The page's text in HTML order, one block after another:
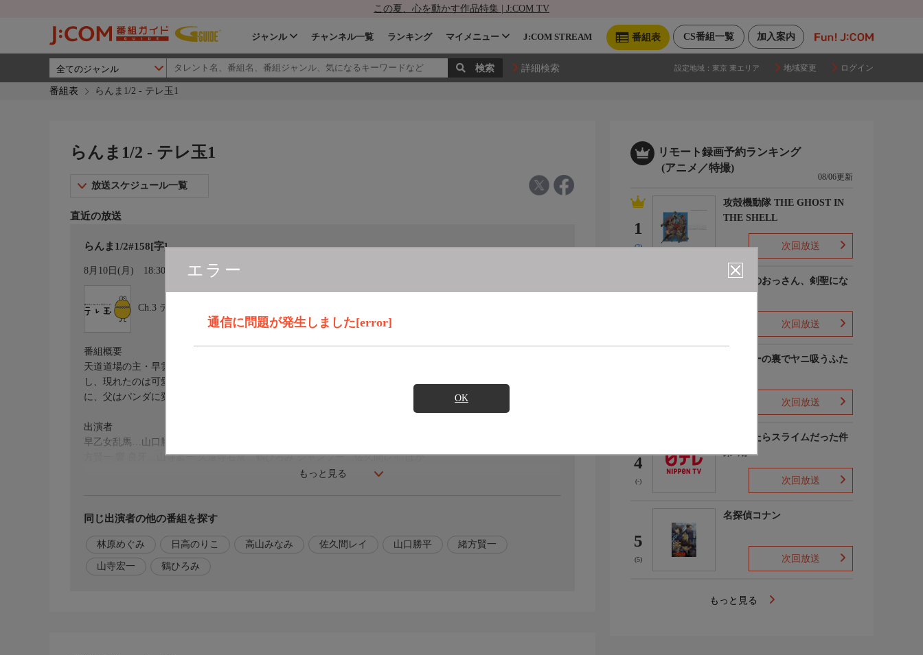
この夏、心を動かす作品特集 | J:COM TV
加入案内
CS番組一覧
番組表
ジャンル チャンネル一覧 ランキング マイメニュー J:COM STREAM
詳細検索 設定地域： 東京 東エリア 地域変更 ログイン
番組表 らんま1/2 - テレ玉1
エラー
通信に問題が発生しました[error]
OK
らんま1/2 - テレ玉1
放送スケジュール一覧
直近の放送
らんま1/2#158[字]
8月10日(月) 18:30〜19:00 カレンダー登録
Ch.3 テレ玉1
もっと見る
番組概要
天道道場の主・早雲は中国へ修業に行っていた娘の許婚になる約束の早乙女親子が帰るのを知り大喜び。しか
し、現れたのは可愛い娘とパンダ。実は乱馬親子は修行中に落ちた池の呪いにかかり、乱馬は水を被ると女
に、父はパンダに変身してしまうのだった。
出演者
早乙女乱馬…山口勝平 らんま…林原めぐみ 天道あかね…日高のりこ 天道なびき…高山みなみ 早乙女玄馬…緒
方賢一 響 良牙…山寺宏一 久遠寺右京…鶴ひろみ シャンプー…佐久間レイ ほか
同じ出演者の他の番組を探す
林原めぐみ 日高のりこ 高山みなみ 佐久間レイ 山口勝平 緒方賢一
山寺宏一 鶴ひろみ
リモート録画予約ランキング
(アニメ／特撮)
08/06更新
1
(2)
攻殻機動隊 THE GHOST IN
THE SHELL
次回放送
片田舎のおっさん、剣聖にな
次回放送
スーパーの裏でヤニ吸うふた
次回放送
4
(-)
転生したらスライムだった件
第4期
次回放送
5
(5)
名探偵コナン
次回放送
もっと見る